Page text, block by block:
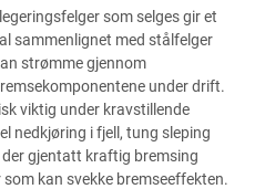
som selges gir et
sammenlignet med stålfelger
strømme gjennom
under drift.
viktig under kravstillende
nedkjøring i fjell, tung sleping
gjentatt kraftig bremsing
kan svekke bremseeffekten.